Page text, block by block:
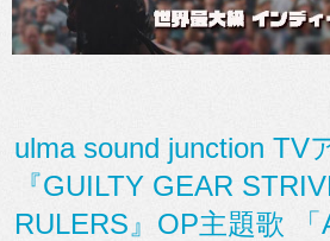
ulma sound junction TV
『GUILTY GEAR
RULERS』OP主題歌 「